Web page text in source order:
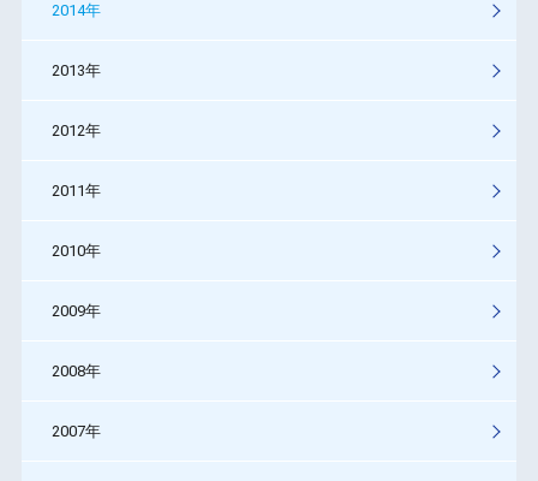
2014年
2013年
2012年
2011年
2010年
2009年
2008年
2007年